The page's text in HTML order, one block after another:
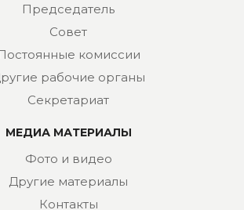
Председатель
Совет
комиссии
рабочие органы
Секретариат
МЕДИА МАТЕРИАЛЫ
Фото и видео
Другие материалы
Контакты